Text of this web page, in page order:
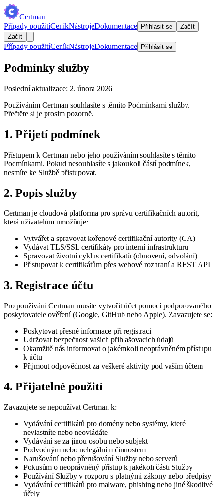
Certman
Případy použitíCeníkNástrojeDokumentace Přihlásit se
Začít
Začít
Případy použitíCeníkNástrojeDokumentace Přihlásit se
Podmínky služby
Poslední aktualizace: 2. února 2026
Používáním Certman souhlasíte s těmito Podmínkami služby.
Přečtěte si je prosím pozorně.
1. Přijetí podmínek
Přístupem k Certman nebo jeho používáním souhlasíte s těmito
Podmínkami. Pokud nesouhlasíte s jakoukoli částí podmínek,
nesmíte ke Službě přistupovat.
2. Popis služby
Certman je cloudová platforma pro správu certifikačních autorit,
která uživatelům umožňuje:
Vytvářet a spravovat kořenové certifikační autority (CA)
Vydávat TLS/SSL certifikáty pro interní infrastrukturu
Spravovat životní cyklus certifikátů (obnovení, odvolání)
Přistupovat k certifikátům přes webové rozhraní a REST API
3. Registrace účtu
Pro používání Certman musíte vytvořit účet pomocí podporovaného
poskytovatele ověření (Google, GitHub nebo Apple). Zavazujete se:
Poskytovat přesné informace při registraci
Udržovat bezpečnost vašich přihlašovacích údajů
Okamžitě nás informovat o jakémkoli neoprávněném přístupu
k účtu
Přijmout odpovědnost za veškeré aktivity pod vaším účtem
4. Přijatelné použití
Zavazujete se nepoužívat Certman k:
Vydávání certifikátů pro domény nebo systémy, které
nevlastníte nebo neovládáte
Vydávání se za jinou osobu nebo subjekt
Podvodným nebo nelegálním činnostem
Narušování nebo přerušování Služby nebo serverů
Pokusům o neoprávněný přístup k jakékoli části Služby
Používání Služby v rozporu s platnými zákony nebo předpisy
Vydávání certifikátů pro malware, phishing nebo jiné škodlivé
účely